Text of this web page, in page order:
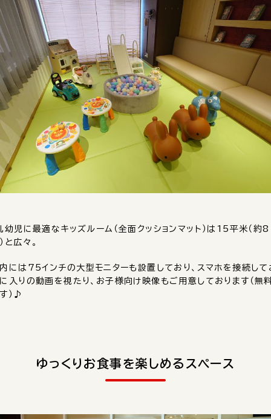
幼児に最適なキッズルーム（全面クッションマット）は15平米（約8
と広々。
には75インチの大型モニターも設置しており、スマホを接続して
入りの動画を視たり、お子様向け映像もご用意しております（無
）♪
ゆっくりお食事を楽しめるスペース